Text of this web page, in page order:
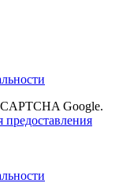
Google.
предоставления